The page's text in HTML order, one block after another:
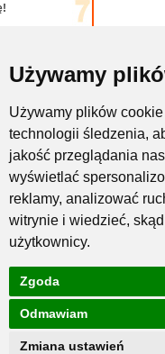
Używamy
Używamy plików
technologii śledzenia,
jakość przeglądania
wyświetlać
reklamy, analizować
witrynie i wiedzieć,
użytkownicy.
Zgoda
Odmawiam
Zmiana ustawień
regulamin
polityka
cookies
planszomania.pl